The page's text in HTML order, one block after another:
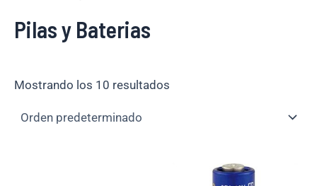
Pilas y Baterias
Mostrando los 10 resultados